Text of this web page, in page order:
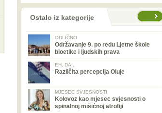
Ostalo iz kategorije
ODLIČNO
Održavanje 9. po redu Ljetne škole
bioetike i ljudskih prava
EH, DA...
Različita percepcija Oluje
MJESEC SVJESNOSTI
Kolovoz kao mjesec svjesnosti o
spinalnoj mišićnoj atrofiji